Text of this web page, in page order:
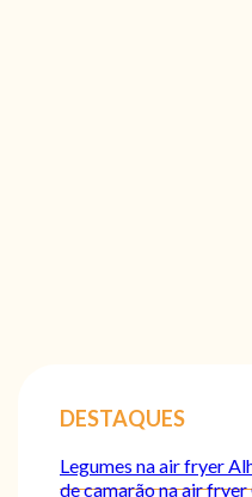
DESTAQUES
Legumes na air fryer
de camarão na air fryer